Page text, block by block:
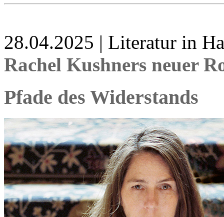
28.04.2025 | Literatur in
Rachel Kushners neuer
Pfade des Widerstands